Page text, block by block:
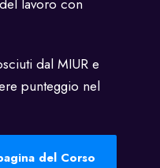
lavoro con
dal MIUR e
punteggio nel
del Corso